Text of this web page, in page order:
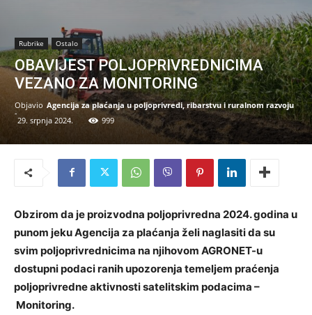
Rubrike Ostalo
OBAVIJEST POLJOPRIVREDNICIMA
VEZANO ZA MONITORING
Objavio Agencija za plaćanja u poljoprivredi, ribarstvu i ruralnom razvoju
-
29. srpnja 2024. 999
Obzirom da je proizvodna poljoprivredna 2024. godina u
punom jeku Agencija za plaćanja želi naglasiti da su
svim poljoprivrednicima na njihovom AGRONET-u
dostupni podaci ranih upozorenja temeljem praćenja
poljoprivredne aktivnosti satelitskim podacima –
Monitoring.